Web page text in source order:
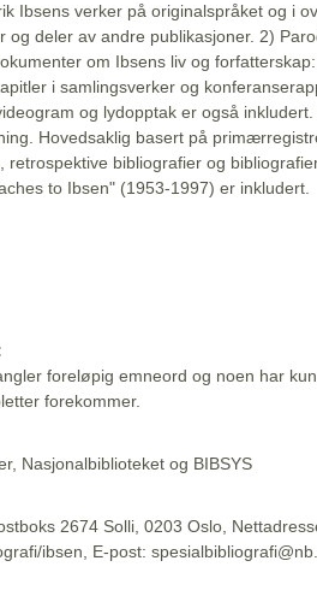
Ibsens verker på originalspråket og i
og deler av andre publikasjoner. 2)
om Ibsens liv og
i samlingsverker og
og lydopptak er også
Hovedsaklig basert på
retrospektive bibliografier og
to Ibsen" (1953-1997) er inkludert.
foreløpig emneord og noen har
forekommer.
Nasjonalbiblioteket og BIBSYS
2674 Solli, 0203 Oslo,
ibsen, E-post: